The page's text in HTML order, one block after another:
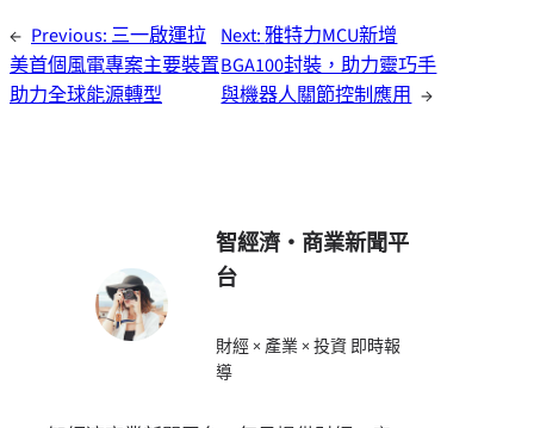
← Previous: 三一啟運拉
美首個風電專案主要裝置
助力全球能源轉型
Next:雅特力MCU新增
BGA100封裝，助力靈巧手
與機器人關節控制應用 →
智經濟・商業新聞平
台
財經 × 產業 × 投資 即時報
導